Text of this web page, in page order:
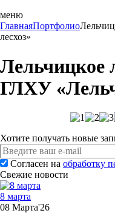
меню
ГлавнаяПортфолио
лесхоз»
Лельчицкое
ГЛХУ
Хотите получать новые
Согласен на обработку
Свежие новости
8 марта
08 Марта'26